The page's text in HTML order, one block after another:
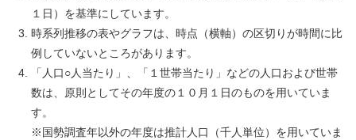
１日）を基準にしています。
時系列推移の表やグラフは、時点（横軸）の区切りが時間に比
例していないところがあります。
「人口○人当たり」、「１世帯当たり」などの人口および世帯
数は、原則としてその年度の１０月１日のものを用いていま
す。
※国勢調査年以外の年度は推計人口（千人単位）を用いていま